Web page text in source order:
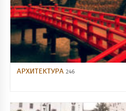
АРХИТЕКТУРА 246